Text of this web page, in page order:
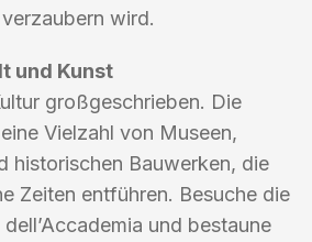
wird.
und Kunst
großgeschrieben. Die
Vielzahl von Museen,
historischen Bauwerken, die
Zeiten entführen. Besuche die
und bestaune